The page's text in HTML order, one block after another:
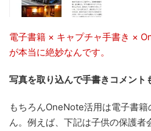
電子書籍 × キャプチャ手書き ×
が本当に絶妙なんです。
写真を取り込んで手書きコメント
もちろんOneNote活用は電子書
ん。例えば、下記は子供の保護者